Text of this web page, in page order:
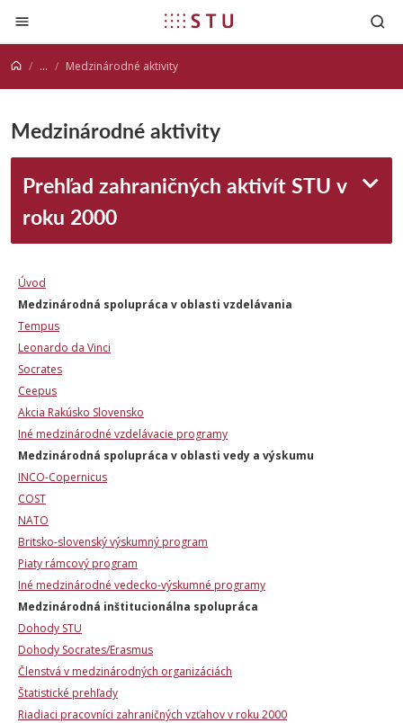
Prejsť na obsah
... Medzinárodné aktivity
Medzinárodné aktivity
Prehľad zahraničných aktivít STU v
roku 2000
Úvod
Medzinárodná spolupráca v oblasti vzdelávania
Tempus
Leonardo da Vinci
Socrates
Ceepus
Akcia Rakúsko Slovensko
Iné medzinárodné vzdelávacie programy
Medzinárodná spolupráca v oblasti vedy a výskumu
INCO-Copernicus
COST
NATO
Britsko-slovenský výskumný program
Piaty rámcový program
Iné medzinárodné vedecko-výskumné programy
Medzinárodná inštitucionálna spolupráca
Dohody STU
Dohody Socrates/Erasmus
Členstvá v medzinárodných organizáciách
Štatistické prehľady
Riadiaci pracovníci zahraničných vzťahov v roku 2000